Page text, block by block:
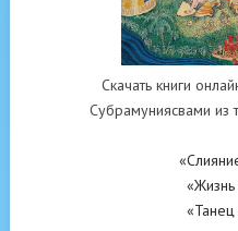
Скачать книги
Субрамуниясвами из